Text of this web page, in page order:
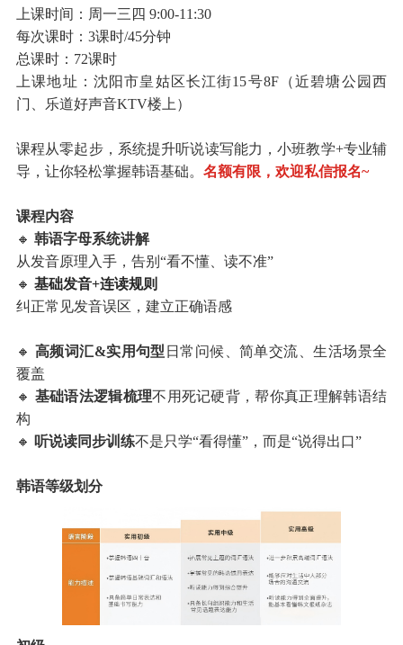
上课时间：周一三四 9:00-11:30
每次课时：3课时/45分钟
总课时：72课时
上课地址：沈阳市皇姑区长江街15号8F（近碧塘公园西
门、乐道好声音KTV楼上）
课程从零起步，系统提升听说读写能力，小班教学+专业辅
导，让你轻松掌握韩语基础。 名额有限，欢迎私信报名~
课程内容
🔸 韩语字母系统讲解
从发音原理入手，告别“看不懂、读不准”
🔸 基础发音+连读规则
纠正常见发音误区，建立正确语感
🔸 高频词汇&实用句型 日常问候、简单交流、生活场景全
覆盖
🔸 基础语法逻辑梳理不用死记硬背，帮你真正理解韩语结
构
🔸 听说读同步训练不是只学“看得懂”，而是“说得出口”
韩语等级划分